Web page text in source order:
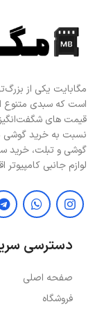
مگابایت یکی از
است که سبدی متنوع از
قیمت های شگفت‌انگیز
نسبت به خرید گوشی
گوشی و تبلت، خرید
لوازم جانبی کامپیوتر
دسترسی
صفحه اصلی
فروشگاه